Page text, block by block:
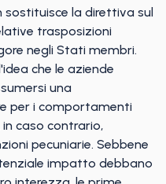
sostituisce la direttiva sul
trasposizioni
negli Stati membri.
che le aziende
una
per i comportamenti
caso contrario,
pecuniarie. Sebbene
impatto debbano